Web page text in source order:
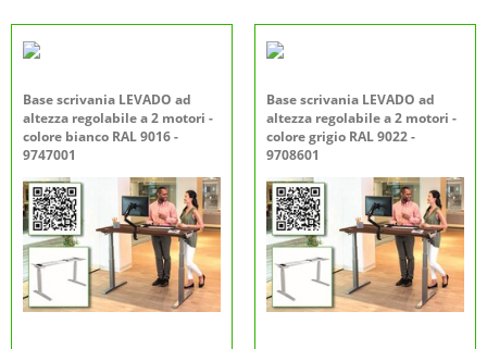
Base scrivania LEVADO ad
altezza regolabile a 2 motori -
colore bianco RAL 9016 -
9747001
Base scrivania LEVADO ad
altezza regolabile a 2 motori -
colore grigio RAL 9022 -
9708601